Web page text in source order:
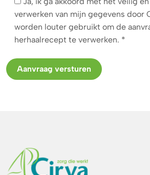
verwerken van mijn gegevens door
worden louter gebruikt om de
herhaalrecept te verwerken. *